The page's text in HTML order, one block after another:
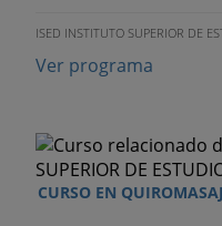
ISED INSTITUTO SUPERIOR DE
Ver programa
CURSO EN